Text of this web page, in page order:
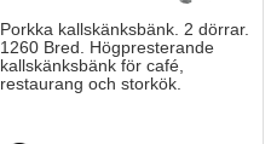
Porkka kallskänksbänk. 2 dörrar.
1260 Bred. Högpresterande
kallskänksbänk för café,
restaurang och storkök.